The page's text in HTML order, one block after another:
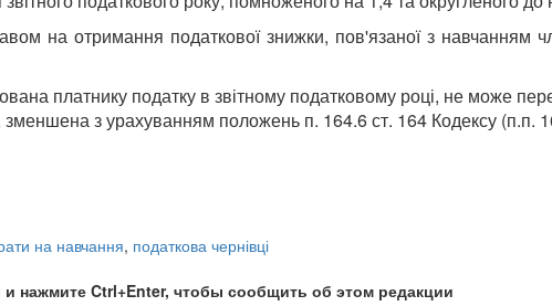
на отримання податкової знижки, пов'язаної з навчанням
платнику податку в звітному податковому році, не може
зменшена з урахуванням положень п. 164.6 ст. 164 Кодексу (п.п.
на навчання, податкова чернівці
нажмите Ctrl+Enter, чтобы сообщить об этом редакции